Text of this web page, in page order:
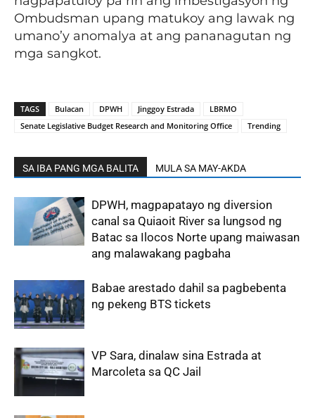
Ombudsman upang matukoy ang lawak ng
umano’y anomalya at ang pananagutan ng
mga sangkot.
TAGS Bulacan DPWH Jinggoy Estrada
LBRMO
Senate Legislative Budget Research and Monitoring Office
Trending
SA IBA PANG MGA BALITA MULA SA MAY-AKDA
DPWH, magpapatayo ng diversion
canal sa Quiaoit River sa lungsod ng
Batac sa Ilocos Norte upang maiwasan
ang malawakang pagbaha
Babae arestado dahil sa pagbebenta
ng pekeng BTS tickets
VP Sara, dinalaw sina Estrada at
Marcoleta sa QC Jail